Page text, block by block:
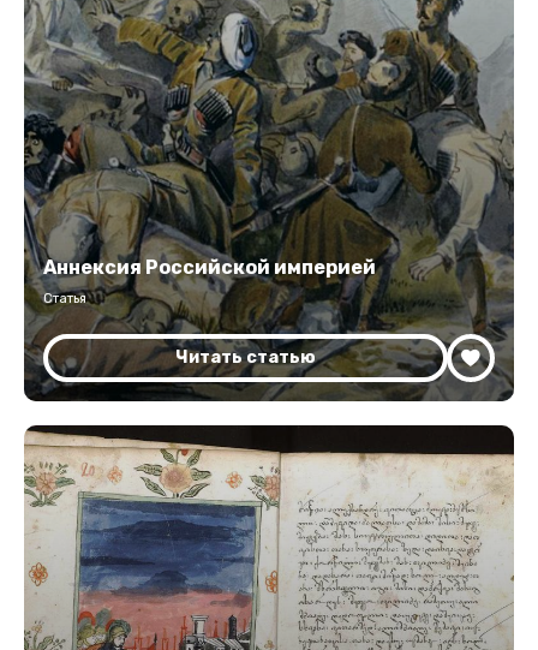
Аннексия Российской империей
Статья
Читать статью